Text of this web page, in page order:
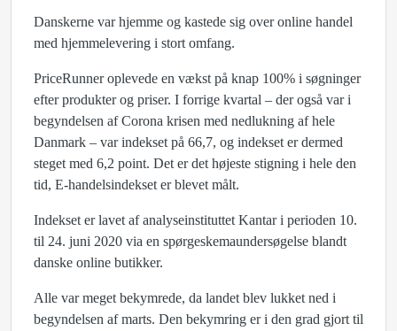
Danskerne var hjemme og kastede sig over online handel
med hjemmelevering i stort omfang.
PriceRunner oplevede en vækst på knap 100% i søgninger
efter produkter og priser. I forrige kvartal – der også var i
begyndelsen af Corona krisen med nedlukning af hele
Danmark – var indekset på 66,7, og indekset er dermed
steget med 6,2 point. Det er det højeste stigning i hele den
tid, E-handelsindekset er blevet målt.
Indekset er lavet af analyseinstituttet Kantar i perioden 10.
til 24. juni 2020 via en spørgeskemaundersøgelse blandt
danske online butikker.
Alle var meget bekymrede, da landet blev lukket ned i
begyndelsen af marts. Den bekymring er i den grad gjort til